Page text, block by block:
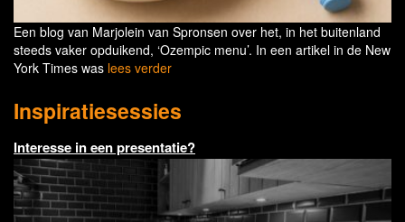
Een blog van Marjolein van Spronsen over het, in het buitenland
steeds vaker opduikend, ‘Ozempic menu’. In een artikel in de New
York Times was lees verder
Inspiratiesessies
Interesse in een presentatie?